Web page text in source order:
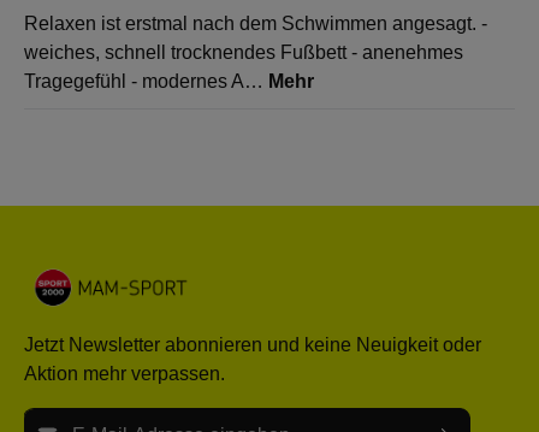
Relaxen ist erstmal nach dem Schwimmen angesagt. -
weiches, schnell trocknendes Fußbett - anenehmes
Tragegefühl - modernes A… Mehr
Jetzt Newsletter abonnieren und keine Neuigkeit oder
Aktion mehr verpassen.
E-Mail-Adresse*